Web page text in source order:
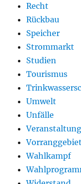
Recht
Rückbau
Speicher
Strommarkt
Studien
Tourismus
Umwelt
Unfälle
Veranstaltung
Wahlkampf